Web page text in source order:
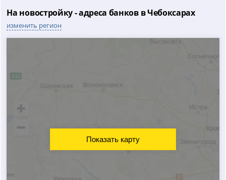
На новостройку - адреса банков в Чебоксарах
изменить регион
Показать карту